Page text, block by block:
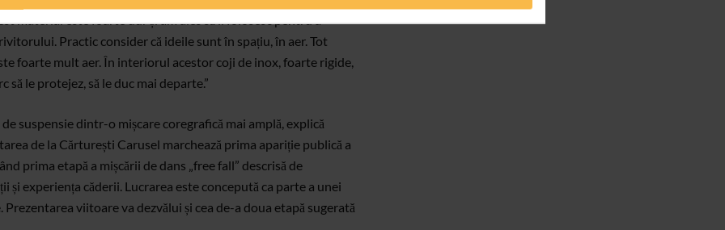
material este foarte dur și am ales să îl folosesc pentru a
Practic consider că ideile sunt în spațiu, în aer. Tot
foarte mult aer. În interiorul acestor coji de inox, foarte rigide,
să le protejez, să le duc mai departe.”
suspensie dintr-o mișcare coregrafică mai amplă, explică
de la Cărturești Carusel marchează prima apariție publică a
prima etapă a mișcării de dans „free fall” descrisă de
experiența căderii. Lucrarea este concepută ca parte a unei
viitoare va dezvălui și cea de-a doua etapă sugerată